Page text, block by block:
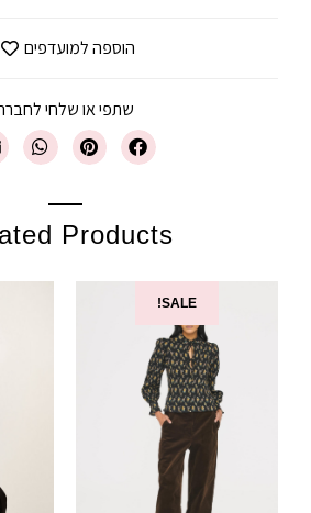
הוספה למועדפים
שתפי או שלחי
Products
SALE!